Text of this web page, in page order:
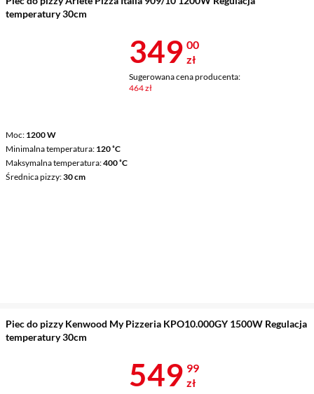
temperatury 30cm
Moc 1200 W
Minimalna temperatura 120 ˚C
Maksymalna temperatura 400 ˚C
Średnica pizzy 30 cm
Cena 349 zł
349 00
zł
Sugerowana cena producenta:
464 zł
Piec do pizzy Kenwood My Pizzeria KPO10.000GY 1500W Regulacja
temperatury 30cm
Cena 549,99
549 99
zł